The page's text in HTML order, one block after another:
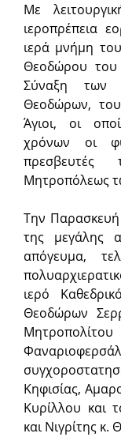
Με
ιεροπρέπεια
ιερά μνήμη
Θεοδώρου
Σύναξη των
Θεοδώρων,
Άγιοι, οι
χρόνων οι
πρεσβευτές
Μητροπόλεως
Την
της μεγάλης
απόγευμα,
ιερό
Θεοδώρων
Κηφισίας,
Κυρίλλου και
και Νιγρίτης κ.